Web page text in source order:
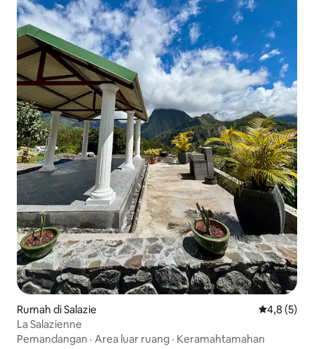
Rumah di Salazie Nilai rata-
4,8 (5)
La Salazienne
Pemandangan · Area luar ruang · Keramahtamahan